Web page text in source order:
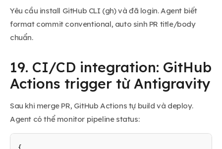
Yêu cầu install GitHub CLI (gh) và đã login. Agent biết
format commit conventional, auto sinh PR title/body
chuẩn.
19. CI/CD integration: GitHub
Actions trigger từ Antigravity
Sau khi merge PR, GitHub Actions tự build và deploy.
Agent có thể monitor pipeline status: